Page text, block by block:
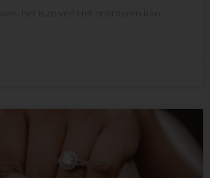
het is zo ver! Het oriënteren kan